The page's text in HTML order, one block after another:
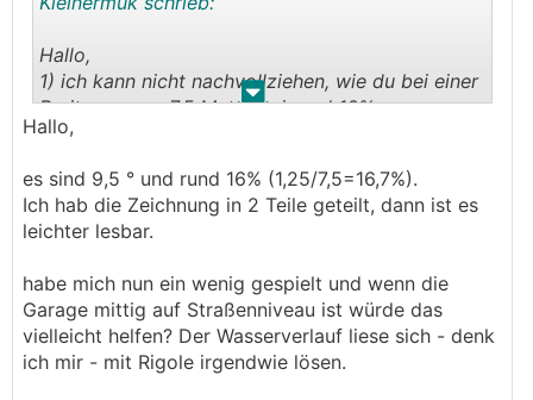
. .
Hallo,
1) ich kann nicht nachvollziehen, wie du bei einer
Breite von ca. 7,5 Meter bei rund 10%
Straßengefälle auf einen Höhenunterschied von
Höhenunterschied von 75cm. Vielleicht
interpretiere ich die Zeichnung auch nicht
richtig.
Hallo,
es sind 9,5 ° und rund 16% (1,25/7,5=16,7%).
Ich hab die Zeichnung in 2 Teile geteilt, dann ist es
leichter lesbar.
habe mich nun ein wenig gespielt und wenn die
Garage mittig auf Straßenniveau ist würde das
vielleicht helfen? Der Wasserverlauf liese sich - denk
ich mir - mit Rigole irgendwie lösen.